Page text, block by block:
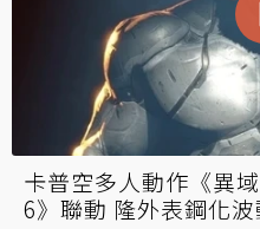
卡普空多人動作《異
6》聯動 隆外表鋼化